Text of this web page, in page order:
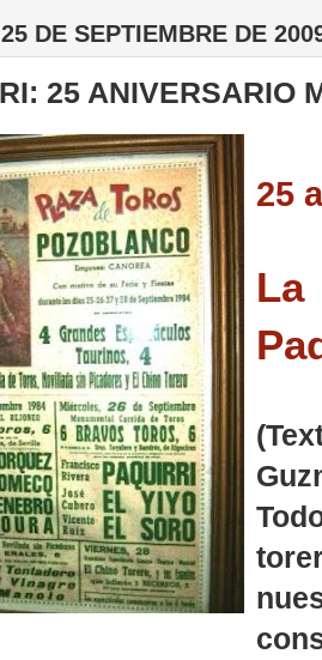
DE SEPTIEMBRE DE
25 ANIVERSARIO
25